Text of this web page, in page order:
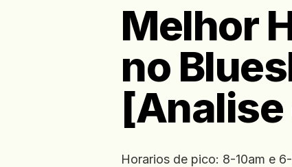
Melhor
no
[Analise
Horarios de pico: 8-10am e